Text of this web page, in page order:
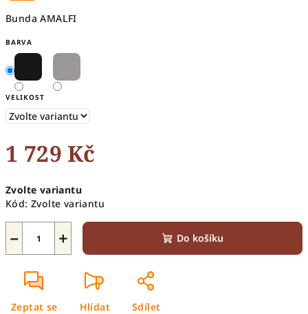
Bunda AMALFI
BARVA
VELIKOST
1 729 Kč
cena:
Zvolte variantu
Kód: Zvolte variantu
+
− Do košíku
Zeptat se Hlídat Sdílet